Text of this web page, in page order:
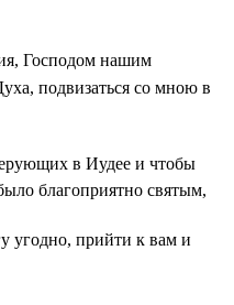
Господом нашим
подвизаться со мною в
в Иудее и чтобы
благоприятно святым,
угодно, прийти к вам и